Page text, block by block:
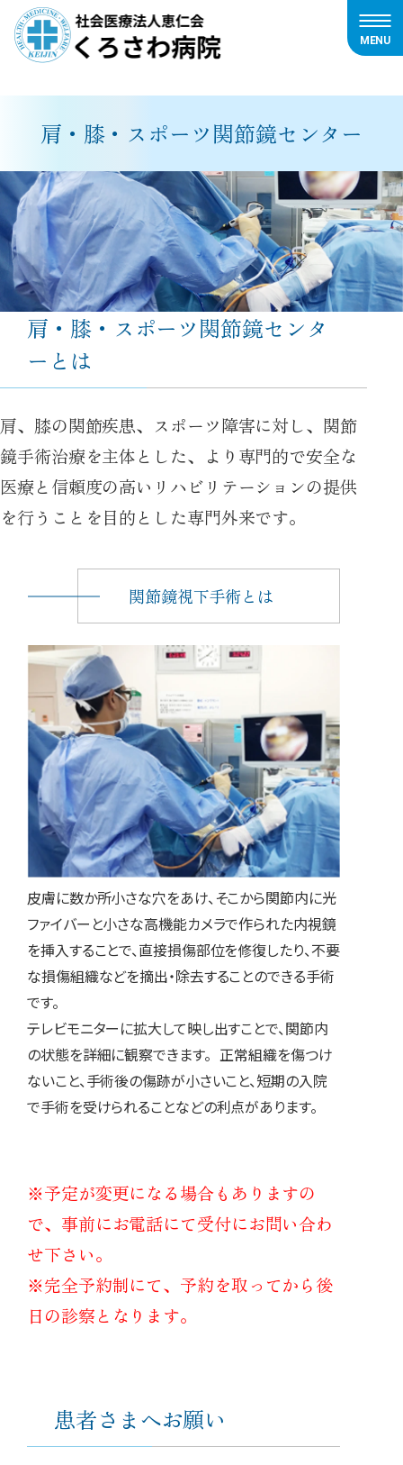
キ
ッ
プ
MENU
肩・膝・スポーツ関節鏡センター
肩・膝・スポーツ関節鏡センタ
ーとは
肩、膝の関節疾患、スポーツ障害に対し、関節
鏡手術治療を主体とした、より専門的で安全な
医療と信頼度の高いリハビリテーションの提供
を行うことを目的とした専門外来です。
関節鏡視下手術とは
皮膚に数か所小さな穴をあけ、そこから関節内に光
ファイバーと小さな高機能カメラで作られた内視鏡
を挿入することで、直接損傷部位を修復したり、不要
な損傷組織などを摘出・除去することのできる手術
です。
テレビモニターに拡大して映し出すことで、関節内
の状態を詳細に観察できます。 正常組織を傷つけ
ないこと、手術後の傷跡が小さいこと、短期の入院
で手術を受けられることなどの利点があります。
※予定が変更になる場合もありますの
で、事前にお電話にて受付にお問い合わ
せ下さい。
※完全予約制にて、予約を取ってから後
日の診察となります。
患者さまへお願い